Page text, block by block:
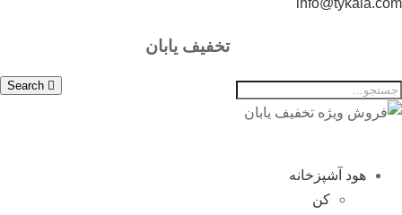
info@tykala.com
تخفیف یابان
Search
هود آشپزخانه
کن